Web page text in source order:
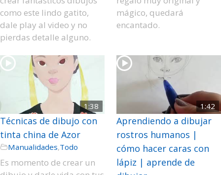
como este lindo gatito,
dale play al video y no
pierdas detalle alguno.
mágico, quedará
encantado.
1:38
Técnicas de dibujo con
tinta china de Azor
Manualidades,Todo
Es momento de crear un
1:42
Aprendiendo a dibujar
rostros humanos |
cómo hacer caras con
lápiz | aprende de